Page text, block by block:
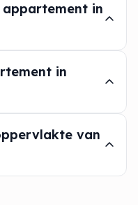
in
in
van